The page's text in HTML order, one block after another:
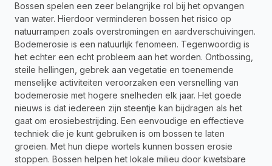
Bossen spelen een zeer belangrijke rol bij het opvangen
van water. Hierdoor verminderen bossen het risico op
natuurrampen zoals overstromingen en aardverschuivingen.
Bodemerosie is een natuurlijk fenomeen. Tegenwoordig is
het echter een echt probleem aan het worden. Ontbossing,
steile hellingen, gebrek aan vegetatie en toenemende
menselijke activiteiten veroorzaken een versnelling van
bodemerosie met hogere snelheden elk jaar. Het goede
nieuws is dat iedereen zijn steentje kan bijdragen als het
gaat om erosiebestrijding. Een eenvoudige en effectieve
techniek die je kunt gebruiken is om bossen te laten
groeien. Met hun diepe wortels kunnen bossen erosie
stoppen. Bossen helpen het lokale milieu door kwetsbare